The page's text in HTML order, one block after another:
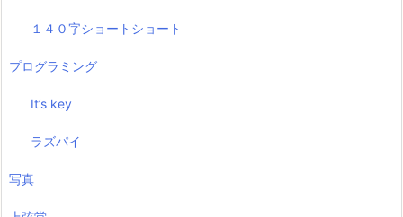
１４０字ショートショート
プログラミング
It’s key
ラズパイ
写真